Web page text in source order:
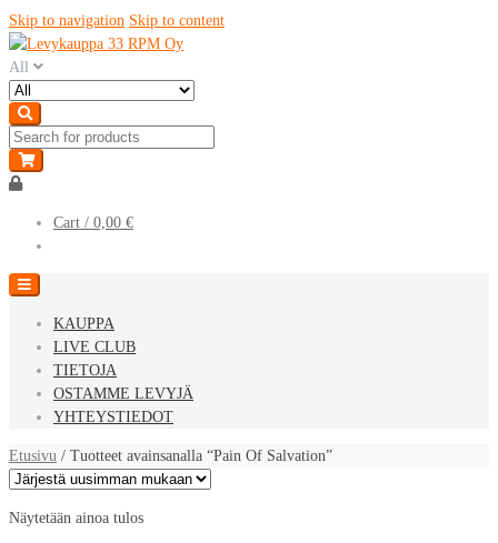
Skip to navigation Skip to content
All
Cart / 0,00 €
KAUPPA
LIVE CLUB
TIETOJA
OSTAMME LEVYJÄ
YHTEYSTIEDOT
Etusivu / Tuotteet avainsanalla “Pain Of Salvation”
Näytetään ainoa tulos